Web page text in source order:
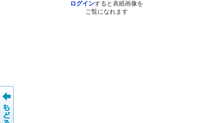
ログインすると表紙画像を
ご覧になれます